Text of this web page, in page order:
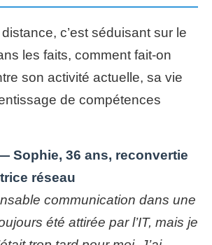
c’est séduisant sur le
les faits, comment fait-on
son activité actuelle, sa vie
de compétences
Sophie, 36 ans, reconvertie
réseau
communication dans une
été attirée par l’IT, mais je